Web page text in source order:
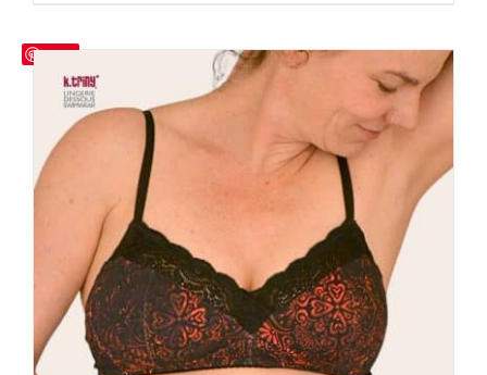
mehrere
Varianten
auf.
Die
Optionen
der
Produktseite
gewählt
werden
Save